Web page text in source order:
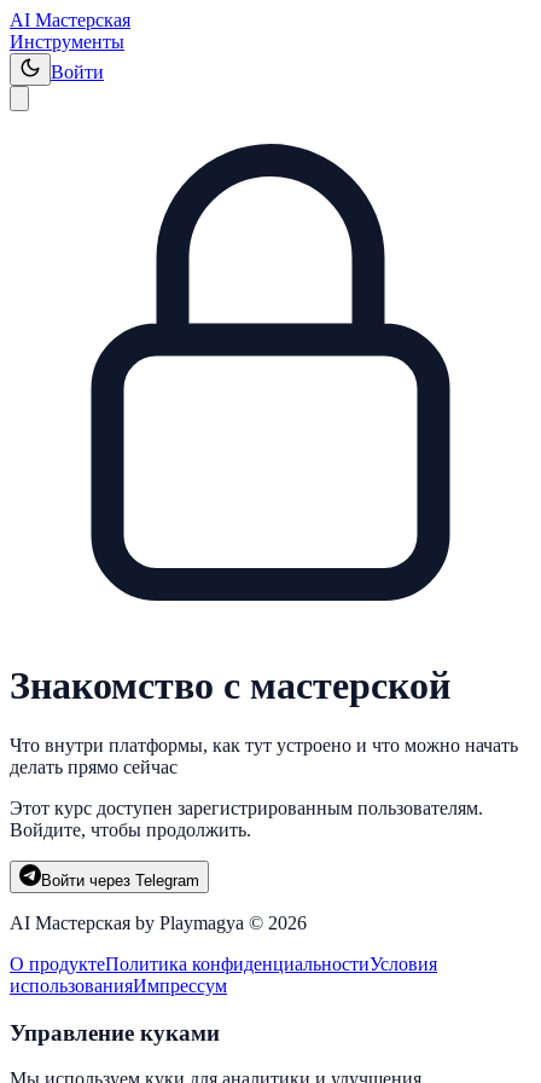
AI Мастерская
Инструменты
Войти
Знакомство с мастерской
Что внутри платформы, как тут устроено и что можно начать
делать прямо сейчас
Этот курс доступен зарегистрированным пользователям.
Войдите, чтобы продолжить.
Войти через Telegram
AI Мастерская by Playmagya © 2026
О продуктеПолитика конфиденциальностиУсловия
использованияИмпрессум
Управление куками